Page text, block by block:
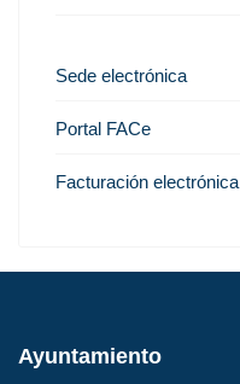
Sede electrónica
Portal FACe
Facturación
Ayuntamiento